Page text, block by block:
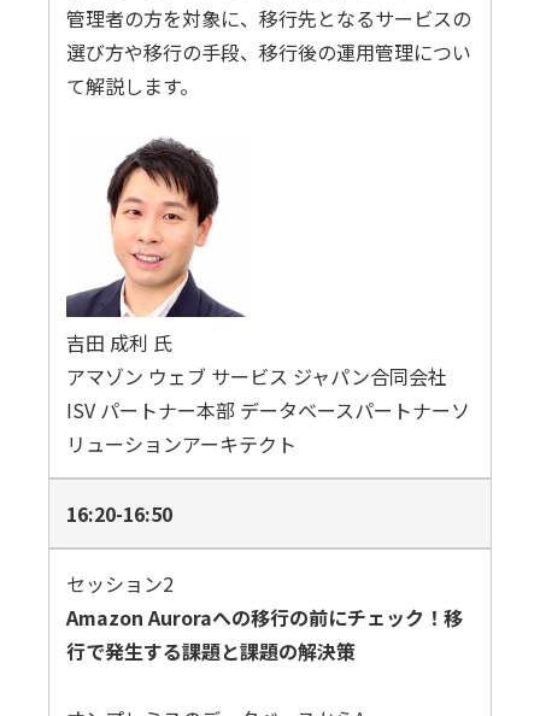
管理者の方を対象に、移行先となるサービスの
選び方や移行の手段、移行後の運用管理につい
て解説します。
吉田 成利 氏
アマゾン ウェブ サービス ジャパン合同会社
ISV パートナー本部 データベースパートナーソ
リューションアーキテクト
16:20-16:50
セッション2
Amazon Auroraへの移行の前にチェック！移
行で発生する課題と課題の解決策